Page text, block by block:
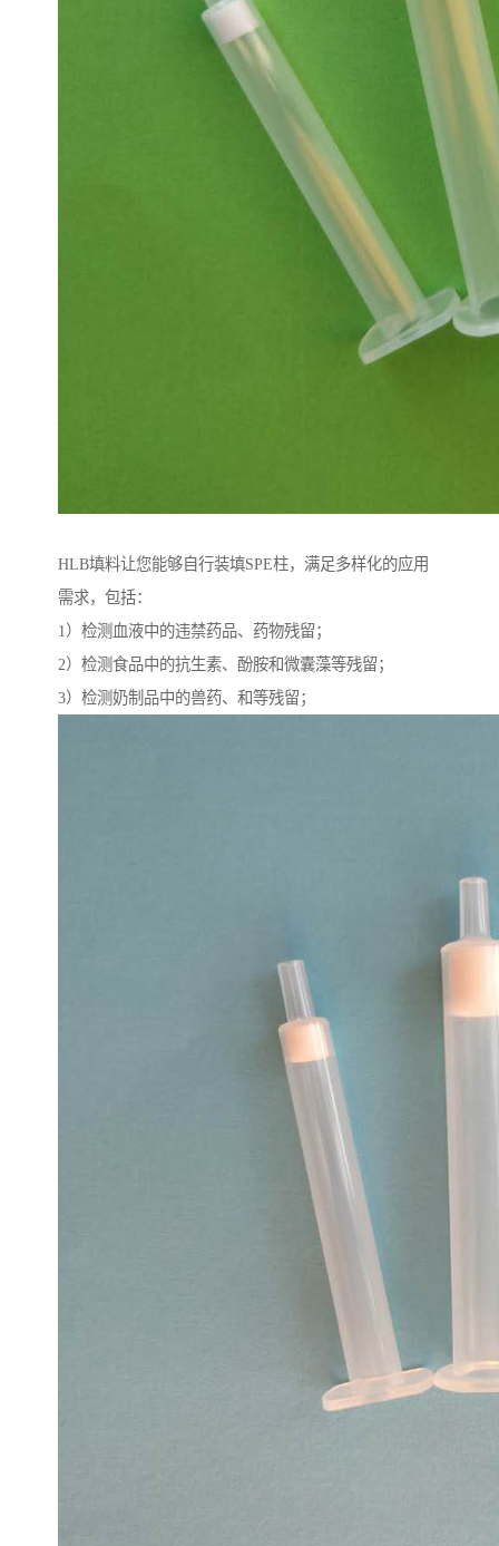
HLB填料让您能够自行装填SPE柱，满足多样化的应用
需求，包括：
1）检测血液中的违禁药品、药物残留；
2）检测食品中的抗生素、酚胺和微囊藻等残留；
3）检测奶制品中的兽药、和等残留；